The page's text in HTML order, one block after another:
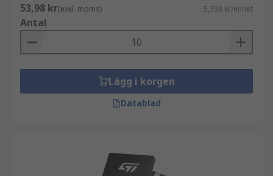
53,98 kr(exkl. moms) 5,398 kr/enhet
Antal
Lägg i korgen
Datablad